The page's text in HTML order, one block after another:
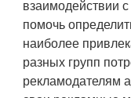
взаимодействии
помочь
наиболее
разных групп
рекламодателям